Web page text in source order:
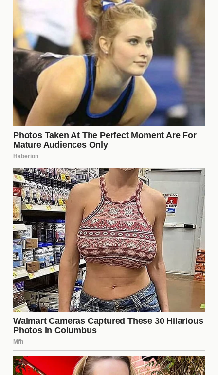
renombre que han aportado su talento a la película.
Entre ellos se destacan:
Juan Pérezcomo el protagonista, cuya
actuación ha sido aclamada por su profundidad
emocional.
María López
, quien interpreta a la mejor amiga
del protagonista, ofreciendo un papel lleno de
matices.
Carlos Ruizcomo el villano, cuyo desempeño
ha sido fundamental para la tensión de la trama.
Cada uno de estos actores ha logrado dar vida a
sus personajes de manera excepcional,
contribuyendo al éxito de la película.
¿Qué hace que esta película sea
un clásico?
La combinación de unanarrativa conmovedora
personajes bien desarrollados y una producción de
alta calidad son algunos de los factores que la han
convertido en un clásico. Además, su capacidad
para resonar con el público a través de temas
universales, como el amor y la amistad, asegura
que la película siga siendo relevante a lo largo del
tiempo. Su impacto emocional y las lecciones que
ofrece también han contribuido a su estatus icónico
en la historia del cine.